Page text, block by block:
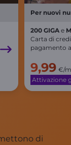
Per nuovi
200 GIGA e
Carta di
pagamento
9,99 €/
Attivazione
di